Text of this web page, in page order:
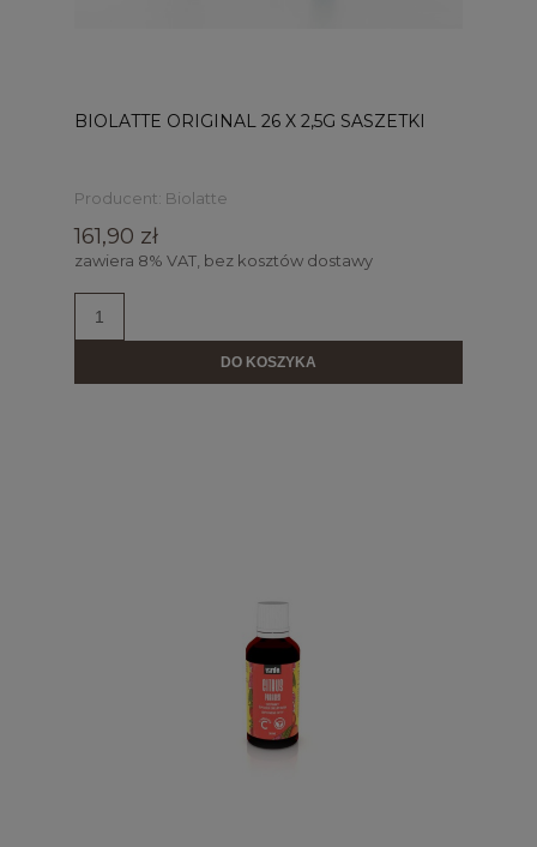
BIOLATTE ORIGINAL 26 X 2,5G SASZETKI
Producent: Biolatte
161,90 zł
zawiera 8% VAT, bez kosztów dostawy
DO KOSZYKA